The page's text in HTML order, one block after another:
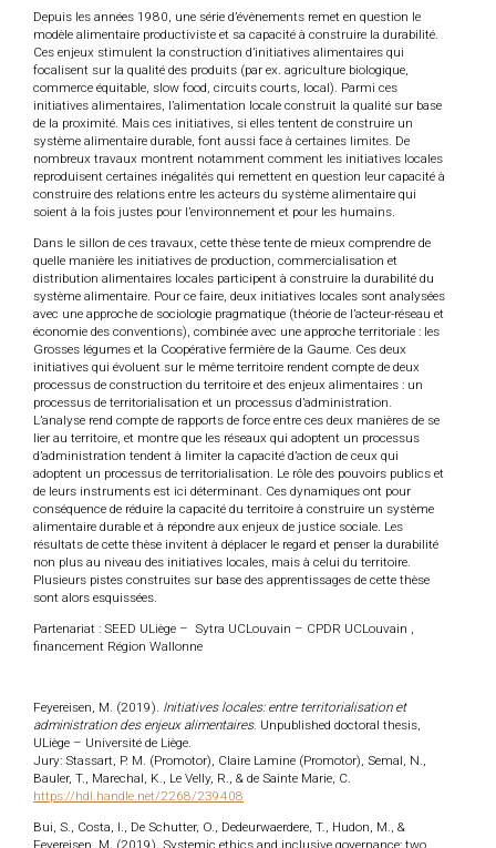
Depuis les années 1980, une série d’évènements remet en question le
modèle alimentaire productiviste et sa capacité à construire la durabilité.
Ces enjeux stimulent la construction d’initiatives alimentaires qui
focalisent sur la qualité des produits (par ex. agriculture biologique,
commerce équitable, slow food, circuits courts, local). Parmi ces
initiatives alimentaires, l’alimentation locale construit la qualité sur base
de la proximité. Mais ces initiatives, si elles tentent de construire un
système alimentaire durable, font aussi face à certaines limites. De
nombreux travaux montrent notamment comment les initiatives locales
reproduisent certaines inégalités qui remettent en question leur capacité à
construire des relations entre les acteurs du système alimentaire qui
soient à la fois justes pour l’environnement et pour les humains.
Dans le sillon de ces travaux, cette thèse tente de mieux comprendre de
quelle manière les initiatives de production, commercialisation et
distribution alimentaires locales participent à construire la durabilité du
système alimentaire. Pour ce faire, deux initiatives locales sont analysées
avec une approche de sociologie pragmatique (théorie de l’acteur-réseau et
économie des conventions), combinée avec une approche territoriale : les
Grosses légumes et la Coopérative fermière de la Gaume. Ces deux
initiatives qui évoluent sur le même territoire rendent compte de deux
processus de construction du territoire et des enjeux alimentaires : un
processus de territorialisation et un processus d’administration.
L’analyse rend compte de rapports de force entre ces deux manières de se
lier au territoire, et montre que les réseaux qui adoptent un processus
d’administration tendent à limiter la capacité d’action de ceux qui
adoptent un processus de territorialisation. Le rôle des pouvoirs publics et
de leurs instruments est ici déterminant. Ces dynamiques ont pour
conséquence de réduire la capacité du territoire à construire un système
alimentaire durable et à répondre aux enjeux de justice sociale. Les
résultats de cette thèse invitent à déplacer le regard et penser la durabilité
non plus au niveau des initiatives locales, mais à celui du territoire.
Plusieurs pistes construites sur base des apprentissages de cette thèse
sont alors esquissées.
Partenariat : SEED ULiège – Sytra UCLouvain – CPDR UCLouvain ,
financement Région Wallonne
Feyereisen, M. (2019). Initiatives locales: entre territorialisation et
administration des enjeux alimentaires. Unpublished doctoral thesis,
ULiège – Université de Liège.
Jury: Stassart, P. M. (Promotor), Claire Lamine (Promotor), Semal, N.,
Bauler, T., Marechal, K., Le Velly, R., & de Sainte Marie, C.
https://hdl.handle.net/2268/239408
Bui, S., Costa, I., De Schutter, O., Dedeurwaerdere, T., Hudon, M., &
Feyereisen, M. (2019). Systemic ethics and inclusive governance: two